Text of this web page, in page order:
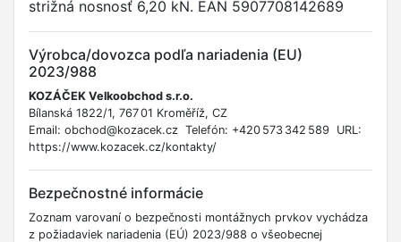
strižná nosnosť 6,20 kN. EAN 5907708142689
Výrobca/dovozca podľa nariadenia (EU)
2023/988
KOZÁČEK Velkoobchod s.r.o.
Bílanská 1822/1, 767 01 Kroměříž, CZ
Email: obchod@kozacek.cz Telefón: +420 573 342 589 URL:
https://www.kozacek.cz/kontakty/
Bezpečnostné informácie
Zoznam varovaní o bezpečnosti montážnych prvkov vychádza
z požiadaviek nariadenia (EÚ) 2023/988 o všeobecnej